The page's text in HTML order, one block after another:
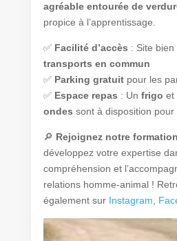
agréable entourée de
propice à l’apprentissage.
✅ Facilité d’accès : Site
transports en commun
✅ Parking gratuitpour les
✅ Espace repas : Un frigo et
ondes sont à disposition
🔎 Rejoignez notre
développez votre expertise
compréhension et
relations homme-animal !
également sur Instagram